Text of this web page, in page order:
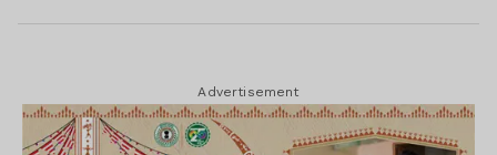
Advertisement